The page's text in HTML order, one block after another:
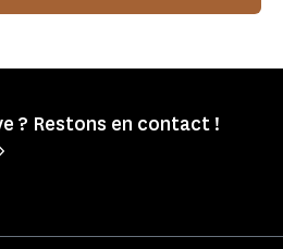
? Restons en contact !